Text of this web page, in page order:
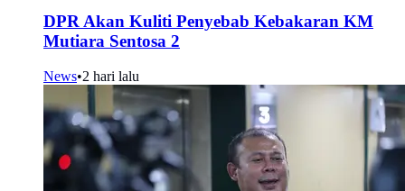
DPR Akan Kuliti Penyebab Kebakaran KM
Mutiara Sentosa 2
News•2 hari lalu